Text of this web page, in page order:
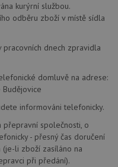
kurýrní službou.
odběru zboží v místě sídla
dnech zpravidla
domluvě na adrese:
informováni telefonicky.
společnosti, o
- přesný čas doručení
li zboží zasíláno na
při předání).